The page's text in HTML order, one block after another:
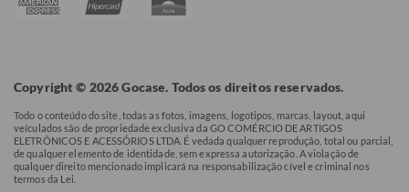
Copyright © 2026 Gocase. Todos os direitos reservados.
Todo o conteúdo do site, todas as fotos, imagens, logotipos, marcas, layout, aqui
veículados são de propriedade exclusiva da GO COMÉRCIO DE ARTIGOS
ELETRÔNICOS E ACESSÓRIOS LTDA. É vedada qualquer reprodução, total ou parcial,
de qualquer elemento de identidade, sem expressa autorização. A violação de
qualquer direito mencionado implicará na responsabilização cível e criminal nos
termos da Lei.